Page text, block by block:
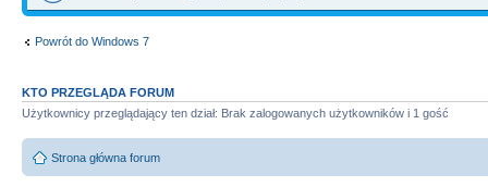
Powrót do Windows 7
KTO PRZEGLĄDA FORUM
Użytkownicy przeglądający ten dział: Brak zalogowanych użytkowników i 1 gość
Strona główna forum